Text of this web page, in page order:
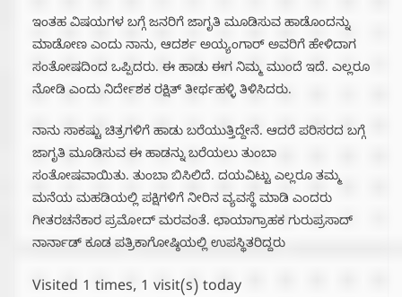
ಇಂತಹ ವಿಷಯಗಳ ಬಗ್ಗೆ ಜನರಿಗೆ ಜಾಗೃತಿ ಮೂಡಿಸುವ ಹಾಡೊಂದನ್ನು
ಮಾಡೋಣ ಎಂದು ನಾನು, ಆದರ್ಶ ಅಯ್ಯಂಗಾರ್ ಅವರಿಗೆ ಹೇಳಿದಾಗ
ಸಂತೋಷದಿಂದ ಒಪ್ಪಿದರು. ಈ ಹಾಡು ಈಗ ನಿಮ್ಮ ಮುಂದೆ ಇದೆ. ಎಲ್ಲರೂ
ನೋಡಿ ಎಂದು ನಿರ್ದೇಶಕ ರಕ್ಷಿತ್ ತೀರ್ಥಹಳ್ಳಿ ತಿಳಿಸಿದರು.
ನಾನು ಸಾಕಷ್ಟು ಚಿತ್ರಗಳಿಗೆ ಹಾಡು ಬರೆಯುತ್ತಿದ್ದೇನೆ‌. ಆದರೆ ಪರಿಸರದ ಬಗ್ಗೆ
ಜಾಗೃತಿ ಮೂಡಿಸುವ ಈ ಹಾಡನ್ನು ಬರೆಯಲು ತುಂಬಾ
ಸಂತೋಷವಾಯಿತು. ತುಂಬಾ ಬಿಸಿಲಿದೆ‌‌.‌ ದಯವಿಟ್ಟು ಎಲ್ಲರೂ ತಮ್ಮ
ಮನೆಯ ಮಹಡಿಯಲ್ಲಿ ಪಕ್ಷಿಗಳಿಗೆ ನೀರಿನ ವ್ಯವಸ್ಥೆ ಮಾಡಿ ಎಂದರು
ಗೀತರಚನೆಕಾರ ಪ್ರಮೋದ್ ಮರವಂತೆ. ಛಾಯಾಗ್ರಾಹಕ ಗುರುಪ್ರಸಾದ್
ನಾರ್ನಾಡ್ ಕೂಡ ಪತ್ರಿಕಾಗೋಷ್ಠಿಯಲ್ಲಿ ಉಪಸ್ಥಿತರಿದ್ದರು
Visited 1 times, 1 visit(s) today